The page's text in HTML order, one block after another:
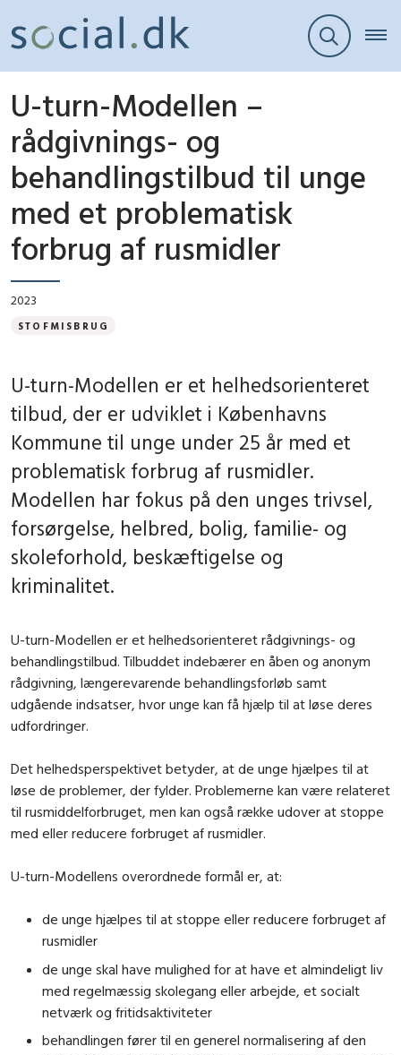
U-turn-Modellen –
rådgivnings- og
behandlingstilbud til unge
med et problematisk
forbrug af rusmidler
2023
STOFMISBRUG
U-turn-Modellen er et helhedsorienteret
tilbud, der er udviklet i Københavns
Kommune til unge under 25 år med et
problematisk forbrug af rusmidler.
Modellen har fokus på den unges trivsel,
forsørgelse, helbred, bolig, familie- og
skoleforhold, beskæftigelse og
kriminalitet.
U-turn-Modellen er et helhedsorienteret rådgivnings- og
behandlingstilbud. Tilbuddet indebærer en åben og anonym
rådgivning, længerevarende behandlingsforløb samt
udgående indsatser, hvor unge kan få hjælp til at løse deres
udfordringer.
Det helhedsperspektivet betyder, at de unge hjælpes til at
løse de problemer, der fylder. Problemerne kan være relateret
til rusmiddelforbruget, men kan også række udover at stoppe
med eller reducere forbruget af rusmidler.
U-turn-Modellens overordnede formål er, at:
de unge hjælpes til at stoppe eller reducere forbruget af
rusmidler
de unge skal have mulighed for at have et almindeligt liv
med regelmæssig skolegang eller arbejde, et socialt
netværk og fritidsaktiviteter
behandlingen fører til en generel normalisering af den